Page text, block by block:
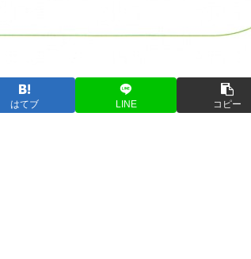
はてブ LINE コピー